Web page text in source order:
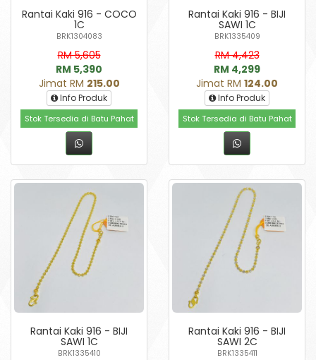
Rantai Kaki 916 - COCO
1C
BRK1304083
RM 5,605
RM 5,390
Jimat RM 215.00
Info Produk
Stok Tersedia di Batu Pahat
Rantai Kaki 916 - BIJI
SAWI 1C
BRK1335409
RM 4,423
RM 4,299
Jimat RM 124.00
Info Produk
Stok Tersedia di Batu Pahat
Rantai Kaki 916 - BIJI
SAWI 1C
BRK1335410
Rantai Kaki 916 - BIJI
SAWI 2C
BRK1335411